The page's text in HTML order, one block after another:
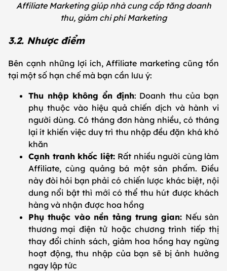
Affiliate Marketing giúp nhà cung cấp tăng doanh
thu, giảm chi phí Marketing
3.2. Nhược điểm
Bên cạnh những lợi ích, Affiliate marketing cũng tồn
tại một số hạn chế mà bạn cần lưu ý:
Thu nhập không ổn định: Doanh thu của bạn
phụ thuộc vào hiệu quả chiến dịch và hành vi
người dùng. Có tháng đơn hàng nhiều, có tháng
lại ít khiến việc duy trì thu nhập đều đặn khá khó
khăn
Cạnh tranh khốc liệt: Rất nhiều người cùng làm
Affiliate, cùng quảng bá một sản phẩm. Điều
này đòi hỏi bạn phải có chiến lược khác biệt, nội
dung nổi bật thì mới có thể thu hút được khách
hàng và nhận được hoa hồng
Phụ thuộc vào nền tảng trung gian: Nếu sàn
thương mại điện tử hoặc chương trình tiếp thị
thay đổi chính sách, giảm hoa hồng hay ngừng
hoạt động, thu nhập của bạn sẽ bị ảnh hưởng
ngay lập tức